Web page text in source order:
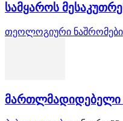
სამყაროს
თეოლოგიური ნაშრომები
მართლმადიდებელი